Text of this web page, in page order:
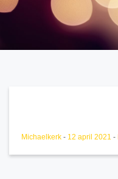
Michaelkerk - 12 april 2021 -